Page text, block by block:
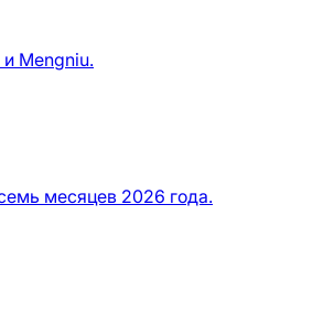
Mengniu.
месяцев 2026 года.